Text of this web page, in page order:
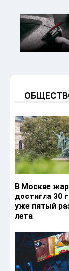
В Москве
достигла 30
уже пятый
лета